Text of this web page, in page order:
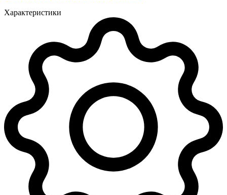
Характеристики